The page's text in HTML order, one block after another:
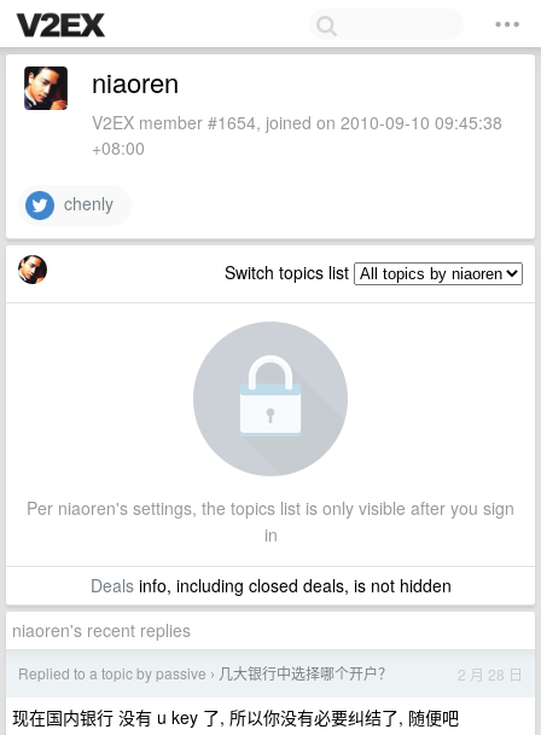
niaoren
V2EX member #1654, joined on 2010-09-10 09:45:38
+08:00
chenly
Switch topics list
Per niaoren's settings, the topics list is only visible after you sign
in
Dealsinfo, including closed deals, is not hidden
niaoren's recent replies
Replied to a topic by passive › 几大银行中选择哪个开户？ 2 月 28 日
现在国内银行 没有 u key 了, 所以你没有必要纠结了, 随便吧